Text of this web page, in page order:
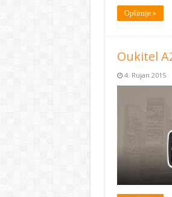
Opširnije »
Oukitel
4. Rujan 2015